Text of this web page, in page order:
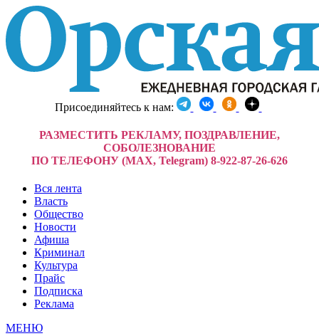
Присоединяйтесь к нам:
РАЗМЕСТИТЬ РЕКЛАМУ, ПОЗДРАВЛЕНИЕ,
СОБОЛЕЗНОВАНИЕ
ПО ТЕЛЕФОНУ (MAX, Telegram) 8-922-87-26-626
Вся лента
Власть
Общество
Новости
Афиша
Криминал
Культура
Прайс
Подписка
Реклама
МЕНЮ